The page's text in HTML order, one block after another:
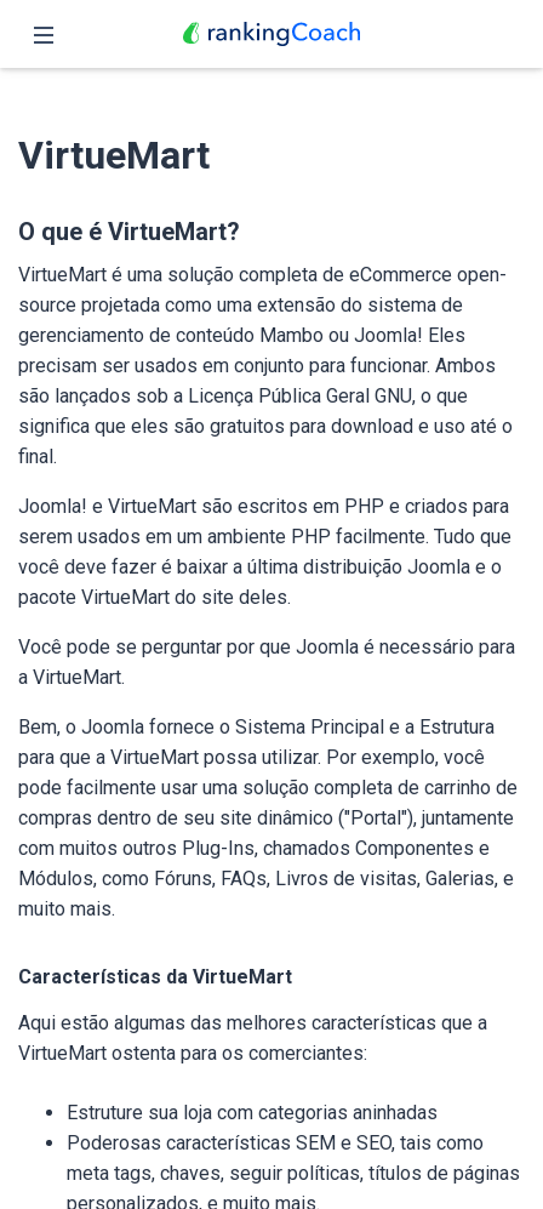
Funções
Preços
Parceiros
Blog
Português
VirtueMart
O que é VirtueMart?
VirtueMart é uma solução completa de eCommerce open-
source projetada como uma extensão do sistema de
gerenciamento de conteúdo Mambo ou Joomla! Eles
precisam ser usados em conjunto para funcionar. Ambos
são lançados sob a Licença Pública Geral GNU, o que
significa que eles são gratuitos para download e uso até o
final.
Joomla! e VirtueMart são escritos em PHP e criados para
serem usados em um ambiente PHP facilmente. Tudo que
você deve fazer é baixar a última distribuição Joomla e o
pacote VirtueMart do site deles.
Você pode se perguntar por que Joomla é necessário para
a VirtueMart.
Bem, o Joomla fornece o Sistema Principal e a Estrutura
para que a VirtueMart possa utilizar. Por exemplo, você
pode facilmente usar uma solução completa de carrinho de
compras dentro de seu site dinâmico ("Portal"), juntamente
com muitos outros Plug-Ins, chamados Componentes e
Módulos, como Fóruns, FAQs, Livros de visitas, Galerias, e
muito mais.
Características da VirtueMart
Aqui estão algumas das melhores características que a
VirtueMart ostenta para os comerciantes:
Estruture sua loja com categorias aninhadas
Poderosas características SEM e SEO, tais como
meta tags, chaves, seguir políticas, títulos de páginas
personalizados, e muito mais.